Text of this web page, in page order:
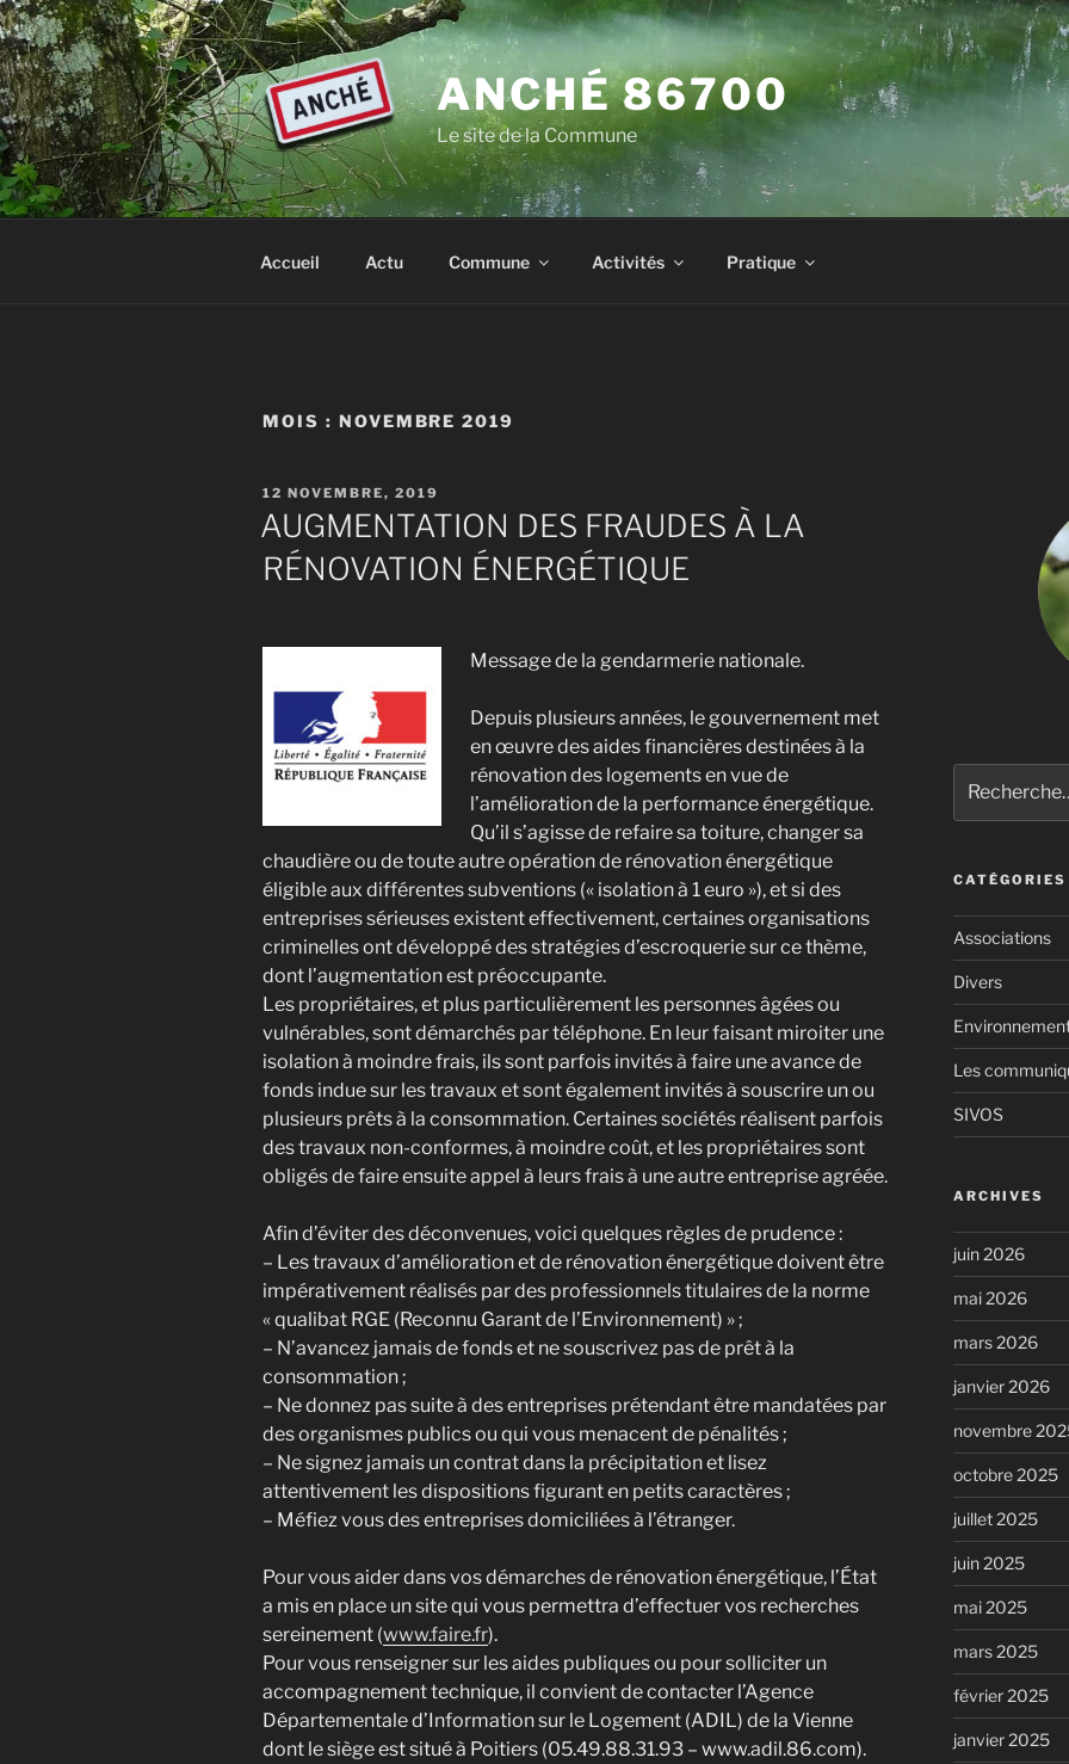
Aller
au
contenu
principal
ANCHÉ 86700
Le site de la Commune
Accueil Actu Commune Activités Pratique
MOIS : NOVEMBRE 2019
PUBLIÉ
LE
12 NOVEMBRE, 2019
AUGMENTATION DES FRAUDES À LA
RÉNOVATION ÉNERGÉTIQUE
Message de la gendarmerie nationale.
Depuis plusieurs années, le gouvernement met
en œuvre des aides financières destinées à la
rénovation des logements en vue de
l’amélioration de la performance énergétique.
Qu’il s’agisse de refaire sa toiture, changer sa
chaudière ou de toute autre opération de rénovation énergétique
éligible aux différentes subventions (« isolation à 1 euro »), et si des
entreprises sérieuses existent effectivement, certaines organisations
criminelles ont développé des stratégies d’escroquerie sur ce thème,
dont l’augmentation est préoccupante.
Les propriétaires, et plus particulièrement les personnes âgées ou
vulnérables, sont démarchés par téléphone. En leur faisant miroiter une
isolation à moindre frais, ils sont parfois invités à faire une avance de
fonds indue sur les travaux et sont également invités à souscrire un ou
plusieurs prêts à la consommation. Certaines sociétés réalisent parfois
des travaux non-conformes, à moindre coût, et les propriétaires sont
obligés de faire ensuite appel à leurs frais à une autre entreprise agréée.
Afin d’éviter des déconvenues, voici quelques règles de prudence :
– Les travaux d’amélioration et de rénovation énergétique doivent être
impérativement réalisés par des professionnels titulaires de la norme
« qualibat RGE (Reconnu Garant de l’Environnement) » ;
– N’avancez jamais de fonds et ne souscrivez pas de prêt à la
consommation ;
– Ne donnez pas suite à des entreprises prétendant être mandatées par
des organismes publics ou qui vous menacent de pénalités ;
– Ne signez jamais un contrat dans la précipitation et lisez
attentivement les dispositions figurant en petits caractères ;
– Méfiez vous des entreprises domiciliées à l’étranger.
Pour vous aider dans vos démarches de rénovation énergétique, l’État
a mis en place un site qui vous permettra d’effectuer vos recherches
sereinement (www.faire.fr).
Pour vous renseigner sur les aides publiques ou pour solliciter un
accompagnement technique, il convient de contacter l’Agence
Départementale d’Information sur le Logement (ADIL) de la Vienne
dont le siège est situé à Poitiers (05.49.88.31.93 – www.adil.86.com).
pour
:
CATÉGORIES
Associations
Divers
Les
SIVOS
ARCHIVES
juin 2026
mai 2026
mars 2026
janvier 2026
novembre
octobre 2025
juillet 2025
juin 2025
mai 2025
mars 2025
février 2025
janvier 2025